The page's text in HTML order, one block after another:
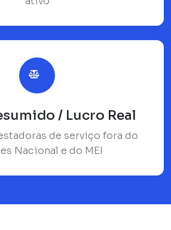
/ Lucro Real
de serviço fora do
Nacional e do MEI